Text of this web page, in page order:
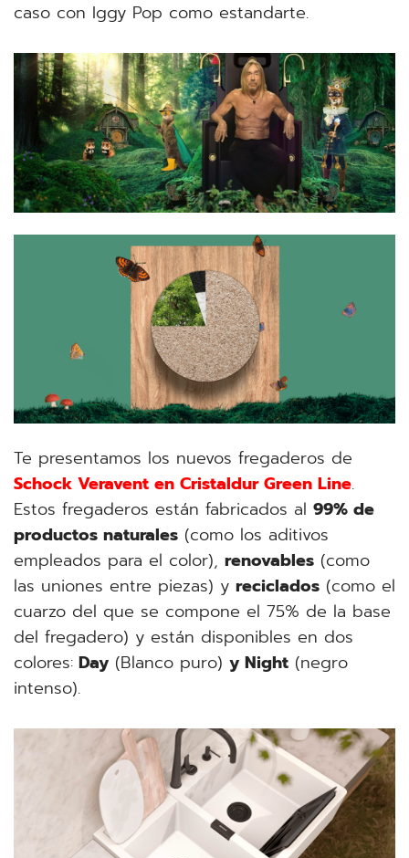
caso con Iggy Pop como estandarte.
Te presentamos los nuevos fregaderos de
Schock Veravent en Cristaldur Green Line.
Estos fregaderos están fabricados al 99% de
productos naturales (como los aditivos
empleados para el color), renovables (como
las uniones entre piezas) y reciclados (como el
cuarzo del que se compone el 75% de la base
del fregadero) y están disponibles en dos
colores: Day (Blanco puro) y Night (negro
intenso).